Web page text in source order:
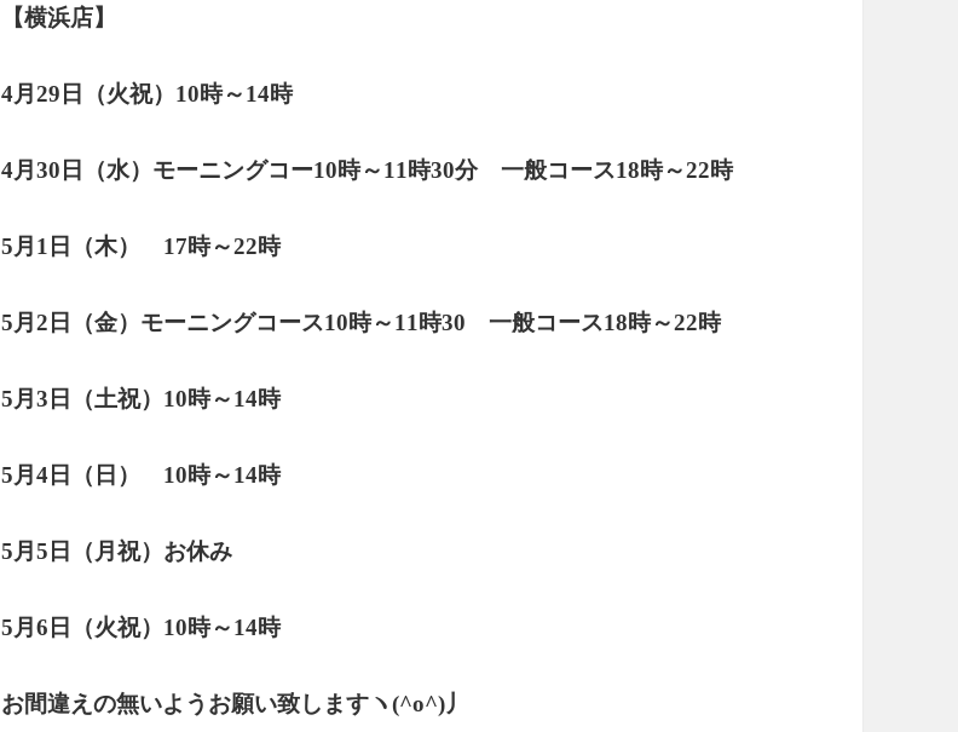
【横浜店】
4月29日（火祝）10時～14時
4月30日（水） モーニングコー10時～11時30分一般コース18時～22時
5月1日（木） 17時～22時
5月2日（金）モーニングコース10時～11時30 一般コース18時～22時
5月3日（土祝）10時～14時
5月4日（日） 10時～14時
5月5日（月祝）お休み
5月6日（火祝）10時～14時
お間違えの無いようお願い致しますヽ(^o^)丿